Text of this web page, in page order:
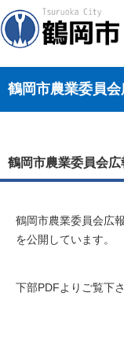
鶴岡市農業委員
鶴岡市農業委員会
鶴岡市農業委員会広
を公開しています。
下部PDFよりご覧下さ